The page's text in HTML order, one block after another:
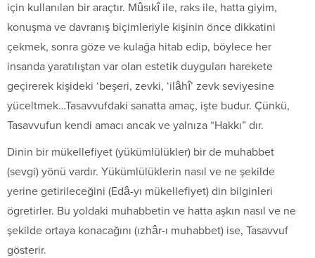
için kullanılan bir araçtır. Mûsıkî ile, raks ile, hatta giyim,
konuşma ve davranış biçimleriyle kişinin önce dikkatini
çekmek, sonra göze ve kulağa hitab edip, böylece her
insanda yaratılıştan var olan estetik duyguları harekete
geçirerek kişideki ‘beşeri, zevki, ‘ilâhî’ zevk seviyesine
yüceltmek…Tasavvufdaki sanatta amaç, işte budur. Çünkü,
Tasavvufun kendi amacı ancak ve yalnıza “Hakkı” dır.
Dinin bir mükellefiyet (yükümlülükler) bir de muhabbet
(sevgi) yönü vardır. Yükümlülüklerin nasıl ve ne şekilde
yerine getirileceğini (Edâ-yı mükellefiyet) din bilginleri
ögretirler. Bu yoldaki muhabbetin ve hatta aşkın nasıl ve ne
şekilde ortaya konacağını (ızhâr-ı muhabbet) ise, Tasavvuf
gösterir.